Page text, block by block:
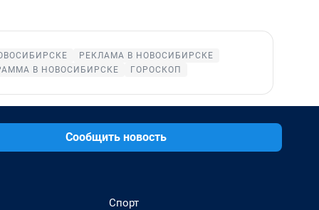
РЕКЛАМА В НОВОСИБИРСКЕ
В НОВОСИБИРСКЕ ГОРОСКОП
Сообщить новость
Спорт